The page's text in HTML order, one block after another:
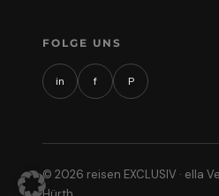
FOLGE UNS
in f P
© 2026 reisen EXCLUSIV · ella